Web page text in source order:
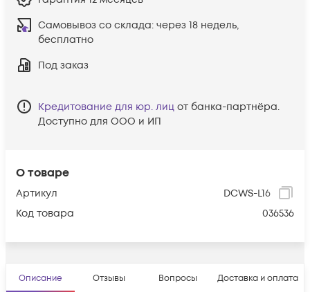
О товаре
Артикул
DCWS-L16
Код товара
036536
Самовывоз со склада: через 18 недель,
бесплатно
Под заказ
Кредитование для юр. лиц от банка-партнёра.
Доступно для ООО и ИП
Описание Отзывы Вопросы Доставка и оплата